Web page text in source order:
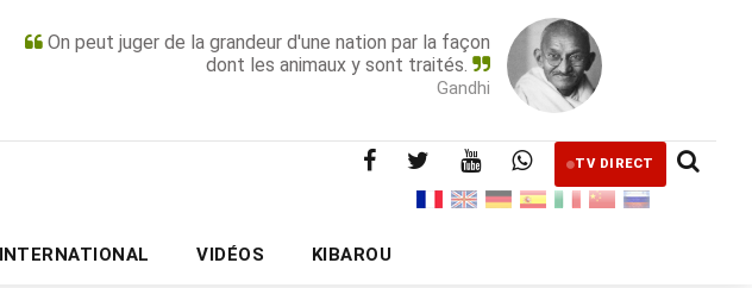
On peut juger de la grandeur d'une nation par la façon
dont les animaux y sont traités.
Gandhi
TV DIRECT
INTERNATIONAL VIDÉOS KIBAROU